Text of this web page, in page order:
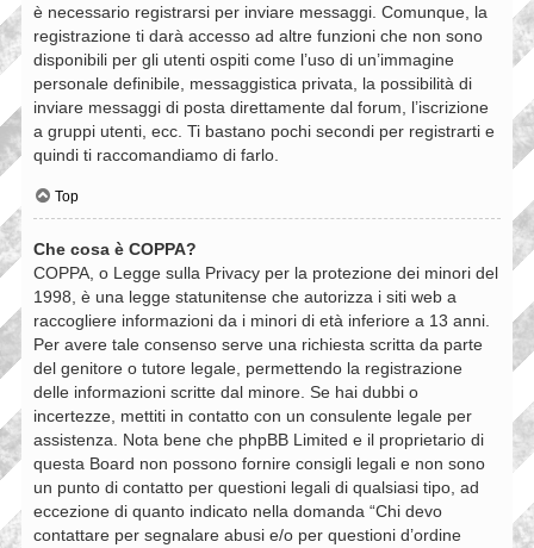
è necessario registrarsi per inviare messaggi. Comunque, la
registrazione ti darà accesso ad altre funzioni che non sono
disponibili per gli utenti ospiti come l’uso di un’immagine
personale definibile, messaggistica privata, la possibilità di
inviare messaggi di posta direttamente dal forum, l’iscrizione
a gruppi utenti, ecc. Ti bastano pochi secondi per registrarti e
quindi ti raccomandiamo di farlo.
Top
Che cosa è COPPA?
COPPA, o Legge sulla Privacy per la protezione dei minori del
1998, è una legge statunitense che autorizza i siti web a
raccogliere informazioni da i minori di età inferiore a 13 anni.
Per avere tale consenso serve una richiesta scritta da parte
del genitore o tutore legale, permettendo la registrazione
delle informazioni scritte dal minore. Se hai dubbi o
incertezze, mettiti in contatto con un consulente legale per
assistenza. Nota bene che phpBB Limited e il proprietario di
questa Board non possono fornire consigli legali e non sono
un punto di contatto per questioni legali di qualsiasi tipo, ad
eccezione di quanto indicato nella domanda “Chi devo
contattare per segnalare abusi e/o per questioni d’ordine